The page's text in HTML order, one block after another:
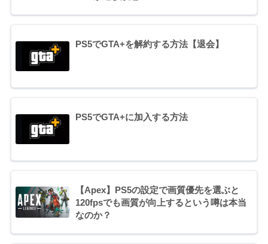
PS5でGTA+を解約する方法【退会】
PS5でGTA+に加入する方法
【Apex】PS5の設定で画質優先を選ぶと
120fpsでも画質が向上するという噂は本当
なのか？